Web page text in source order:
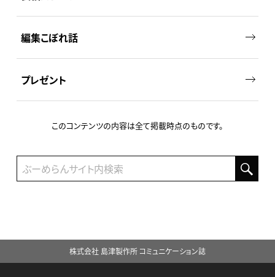
編集こぼれ話
プレゼント
このコンテンツの内容は全て掲載時点のものです。
株式会社 島津製作所 コミュニケーション誌